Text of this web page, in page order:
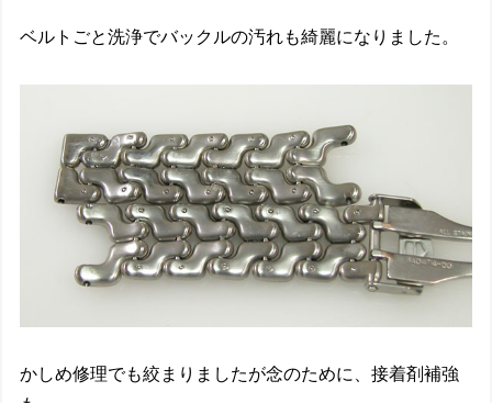
ベルトごと洗浄でバックルの汚れも綺麗になりました。
かしめ修理でも絞まりましたが念のために、接着剤補強